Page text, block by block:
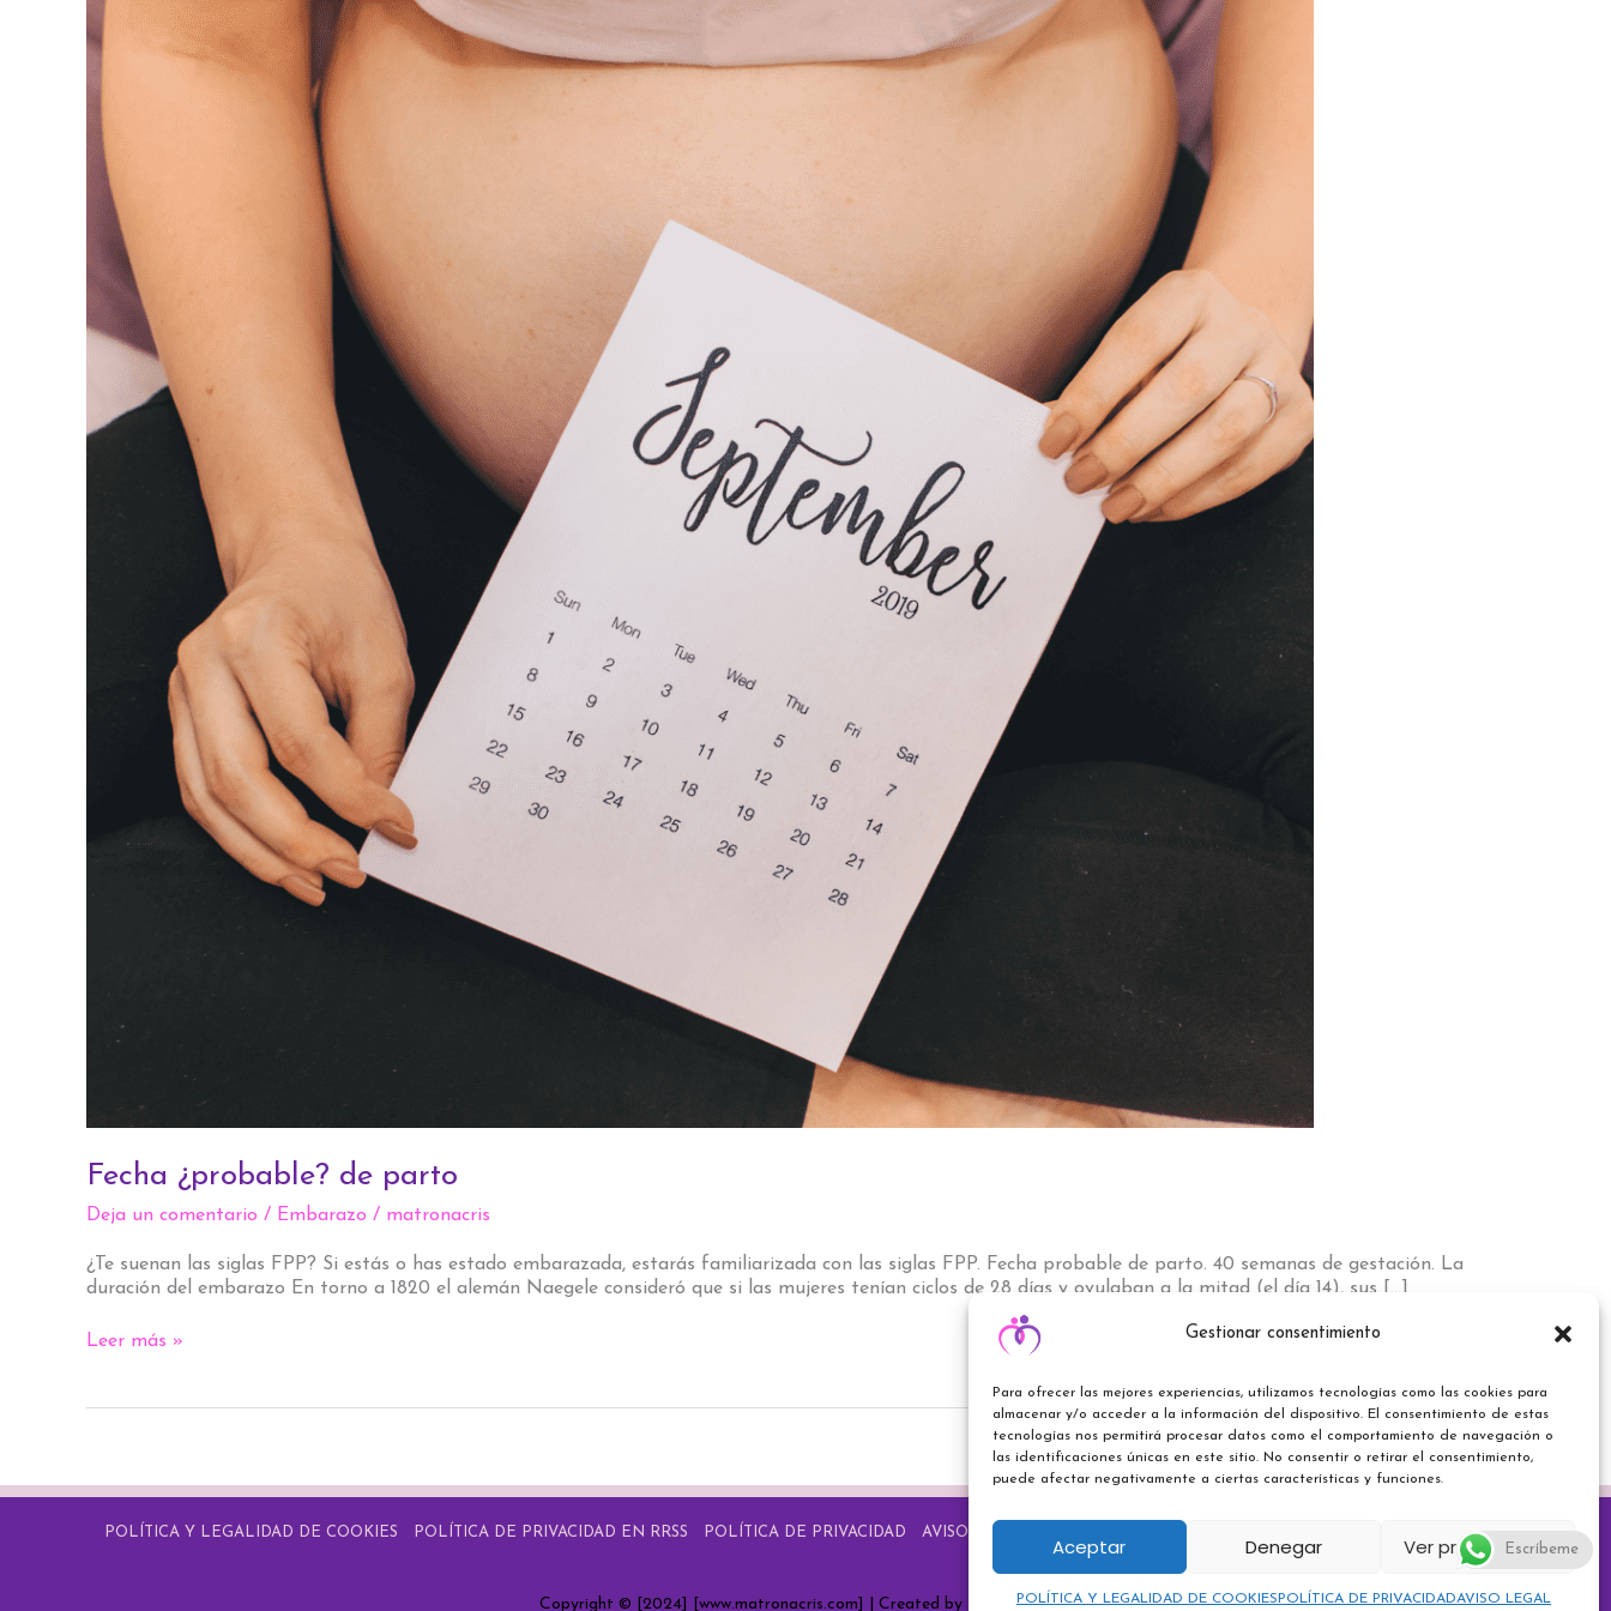
Gestionar consentimiento
Para ofrecer las mejores experiencias, utilizamos tecnologías como las cookies para
almacenar y/o acceder a la información del dispositivo. El consentimiento de estas
tecnologías nos permitirá procesar datos como el comportamiento de navegación o
las identificaciones únicas en este sitio. No consentir o retirar el consentimiento,
puede afectar negativamente a ciertas características y funciones.
Aceptar Denegar Ver preferencias
POLÍTICA Y LEGALIDAD DE COOKIES POLÍTICA DE PRIVACIDADAVISO LEGAL
Fecha ¿probable? de parto
Deja un comentario / Embarazo / matronacris
¿Te suenan las siglas FPP? Si estás o has estado embarazada, estarás familiarizada con las siglas FPP. Fecha probable de parto. 40 semanas de gestación. La
duración del embarazo En torno a 1820 el alemán Naegele consideró que si las mujeres tenían ciclos de 28 días y ovulaban a la mitad (el día 14), sus […]
Leer más »
POLÍTICA Y LEGALIDAD DE COOKIES POLÍTICA DE PRIVACIDAD EN RRSS POLÍTICA DE PRIVACIDAD AVISO LEGAL TÉRMINOS Y CONDICIONES
Copyright © [2024] [www.matronacris.com] | Created by [ Idea tu Web]
Escríbeme